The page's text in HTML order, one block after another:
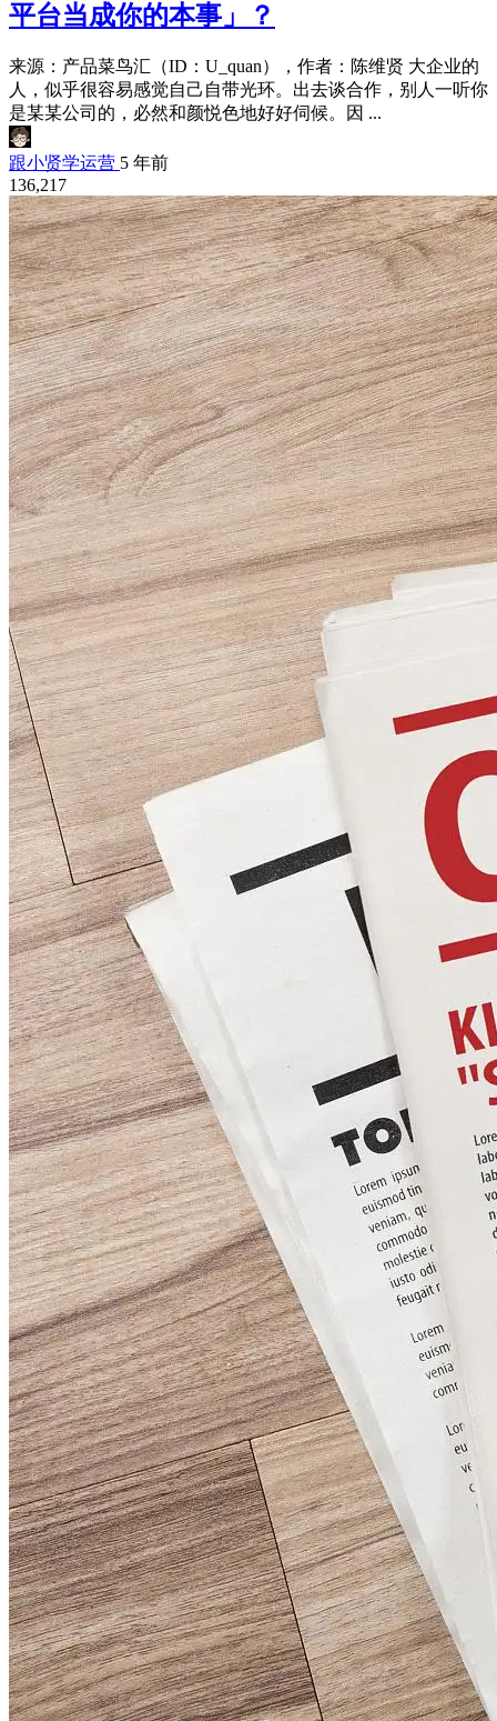
平台当成你的本事」？
来源：产品菜鸟汇（ID：U_quan），作者：陈维贤 大企业的
人，似乎很容易感觉自己自带光环。出去谈合作，别人一听你
是某某公司的，必然和颜悦色地好好伺候。因 ...
跟小贤学运营 5 年前
136,217